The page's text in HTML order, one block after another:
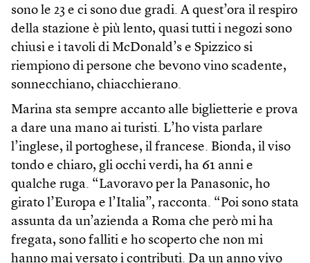
sono le 23 e ci sono due gradi. A quest’ora il respiro
della stazione è più lento, quasi tutti i negozi sono
chiusi e i tavoli di McDonald’s e Spizzico si
riempiono di persone che bevono vino scadente,
sonnecchiano, chiacchierano.
Marina sta sempre accanto alle biglietterie e prova
a dare una mano ai turisti. L’ho vista parlare
l’inglese, il portoghese, il francese. Bionda, il viso
tondo e chiaro, gli occhi verdi, ha 61 anni e
qualche ruga. “Lavoravo per la Panasonic, ho
girato l’Europa e l’Italia”, racconta. “Poi sono stata
assunta da un’azienda a Roma che però mi ha
fregata, sono falliti e ho scoperto che non mi
hanno mai versato i contributi. Da un anno vivo